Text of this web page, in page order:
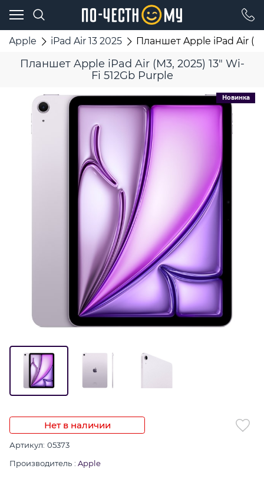
Apple iPad Air 13 2025 Планшет Apple iPad Air
Планшет Apple iPad Air (M3, 2025) 13" Wi-
Fi 512Gb Purple
Новинка
Нет в наличии
Артикул: 05373
Производитель : Apple